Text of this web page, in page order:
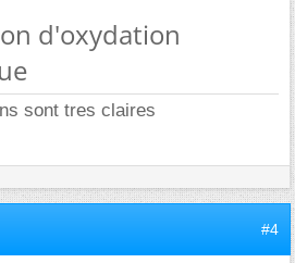
d'oxydation
sont tres claires
#4